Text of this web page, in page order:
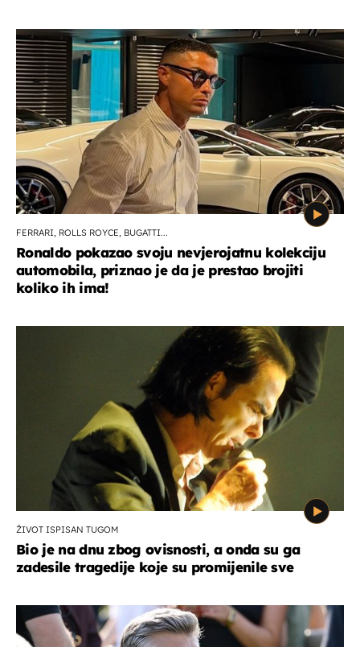
FERRARI, ROLLS ROYCE, BUGATTI...
Ronaldo pokazao svoju nevjerojatnu kolekciju
automobila, priznao je da je prestao brojiti
koliko ih ima!
ŽIVOT ISPISAN TUGOM
Bio je na dnu zbog ovisnosti, a onda su ga
zadesile tragedije koje su promijenile sve